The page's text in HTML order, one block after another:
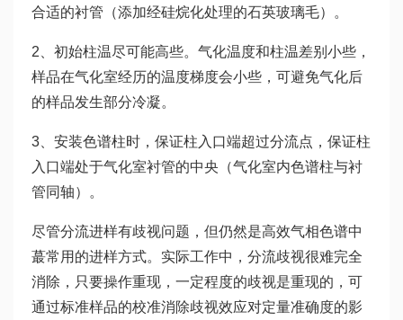
合适的衬管（添加经硅烷化处理的石英玻璃毛）。
2、初始柱温尽可能高些。气化温度和柱温差别小些，
样品在气化室经历的温度梯度会小些，可避免气化后
的样品发生部分冷凝。
3、安装色谱柱时，保证柱入口端超过分流点，保证柱
入口端处于气化室衬管的中央（气化室内色谱柱与衬
管同轴）。
尽管分流进样有歧视问题，但仍然是高效气相色谱中
蕞常用的进样方式。实际工作中，分流歧视很难完全
消除，只要操作重现，一定程度的歧视是重现的，可
通过标准样品的校准消除歧视效应对定量准确度的影